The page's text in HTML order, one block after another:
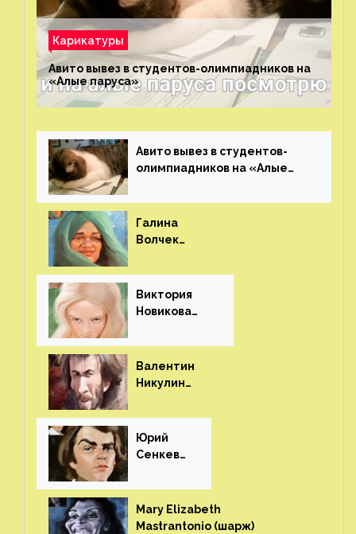
Карикатуры
Авито вывез в студентов-олимпиадников на
«Алые паруса»⁠⁠
Авито вывез в студентов-
олимпиадников на «Алые
Галина
Волчек
Виктория
Новикова
Валентин
Никулин
Юрий
Сенкеви
Mary Elizabeth
Mastrantonio (шарж)⁠⁠